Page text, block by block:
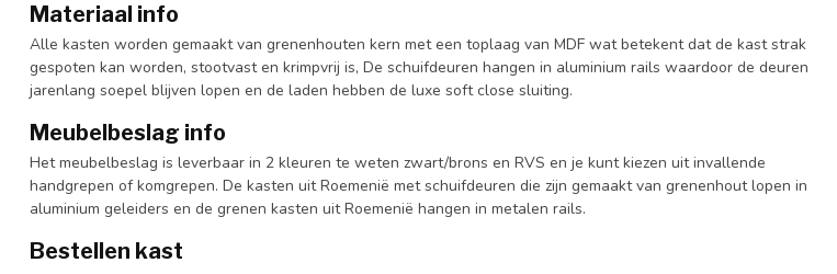
Materiaal info
Alle kasten worden gemaakt van grenenhouten kern met een toplaag van MDF wat betekent dat de kast strak
gespoten kan worden, stootvast en krimpvrij is, De schuifdeuren hangen in aluminium rails waardoor de deuren
jarenlang soepel blijven lopen en de laden hebben de luxe soft close sluiting.
Meubelbeslag info
Het meubelbeslag is leverbaar in 2 kleuren te weten zwart/brons en RVS en je kunt kiezen uit invallende
handgrepen of komgrepen. De kasten uit Roemenië met schuifdeuren die zijn gemaakt van grenenhout lopen in
aluminium geleiders en de grenen kasten uit Roemenië hangen in metalen rails.
Bestellen kast